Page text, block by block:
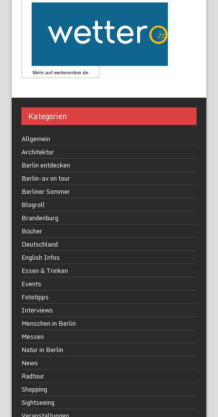
Mehr auf wetteronline.de
Kategorien
Allgemein
Architektur
Berlin entdecken
Berlin-av on tour
Berliner Sommer
Blogroll
Brandenburg
Bücher
Deutschland
English Infos
Essen & Trinken
Events
Fototipps
Interviews
Menschen in Berlin
Messen
Natur in Berlin
News
Radtour
Shopping
Sightseeing